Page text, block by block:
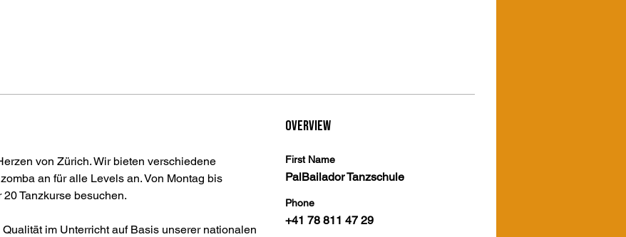
von Zürich. Wir bieten verschiedene
an für alle Levels an. Von Montag bis
Tanzkurse besuchen.
im Unterricht auf Basis unserer nationalen
Overview
First Name
PalBailador Tanzschule
Phone
+41 78 811 47 29